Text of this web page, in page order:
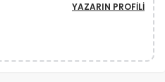
YAZARIN PROFILI